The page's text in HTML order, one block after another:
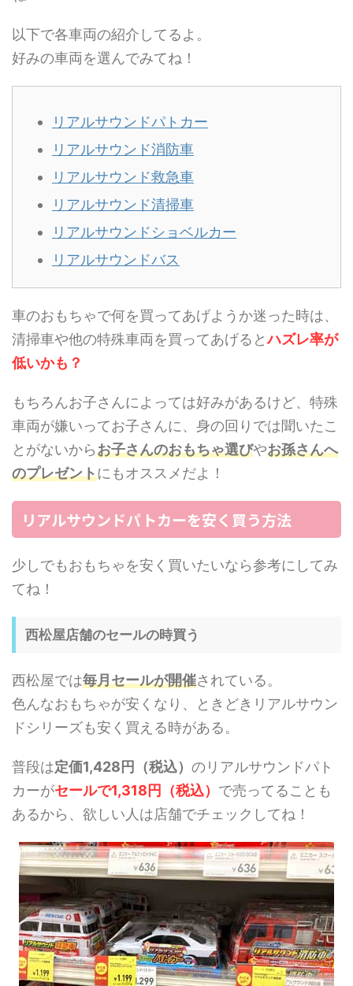
以下で各車両の紹介してるよ。
好みの車両を選んでみてね！
リアルサウンドパトカー
リアルサウンド消防車
リアルサウンド救急車
リアルサウンド清掃車
リアルサウンドショベルカー
リアルサウンドバス
車のおもちゃで何を買ってあげようか迷った時は、
清掃車や他の特殊車両を買ってあげるとハズレ率が
低いかも？
もちろんお子さんによっては好みがあるけど、特殊
車両が嫌いってお子さんに、身の回りでは聞いたこ
とがないからお子さんのおもちゃ選びやお孫さんへ
のプレゼントにもオススメだよ！
リアルサウンドパトカーを安く買う方法
少しでもおもちゃを安く買いたいなら参考にしてみ
てね！
西松屋店舗のセールの時買う
西松屋では毎月セールが開催されている。
色んなおもちゃが安くなり、ときどきリアルサウン
ドシリーズも安く買える時がある。
普段は定価1,428円（税込） のリアルサウンドパト
カーがセールで1,318円（税込） で売ってることも
あるから、欲しい人は店舗でチェックしてね！